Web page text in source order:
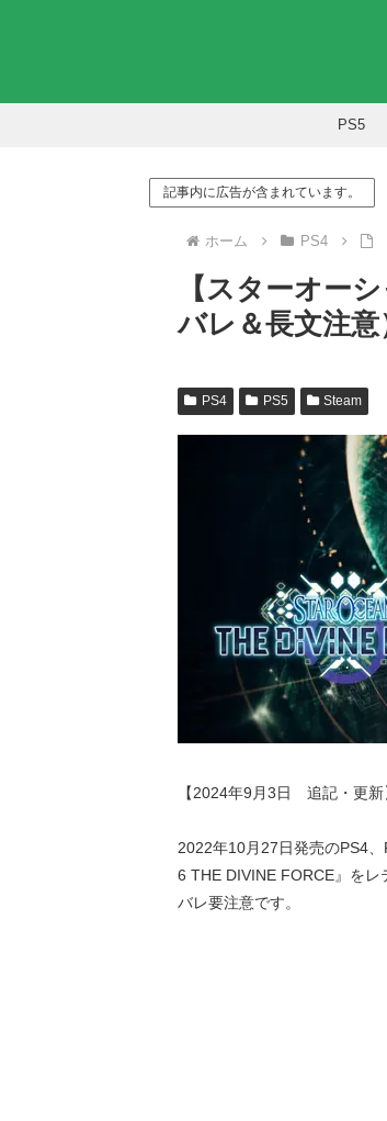
PS5
記事内に広告が含まれています。
ホーム PS4
【スターオー
バレ＆長文注意
PS4 PS5 Steam
【2024年9月3日 追記・更新
2022年10月27日発売のPS4
6 THE DIVINE FORCE』を
バレ要注意です。